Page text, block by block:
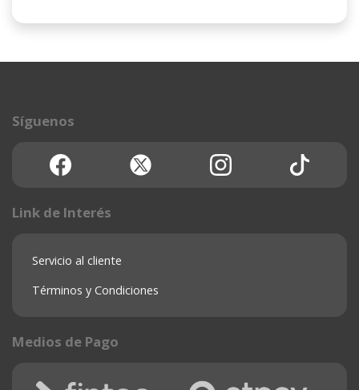
Síguenos
Link de Interés
Servicio al cliente
Términos y Condiciones
Medios de Pago